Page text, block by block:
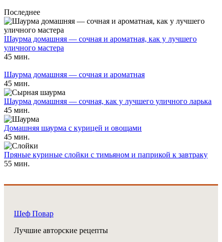
Последнее
Шаурма домашняя — сочная и ароматная, как у лучшего
уличного мастера
45 мин.
Шаурма домашняя — сочная и ароматная
45 мин.
Шаурма домашняя — сочная, как у лучшего уличного ларька
45 мин.
Домашняя шаурма с курицей и овощами
45 мин.
Пряные куриные слойки с тимьяном и паприкой к завтраку
55 мин.
Шеф Повар
Лучшие авторские рецепты